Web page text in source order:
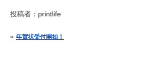
投稿者： printlife
投稿ナビゲーション
« 年賀状受付開始！